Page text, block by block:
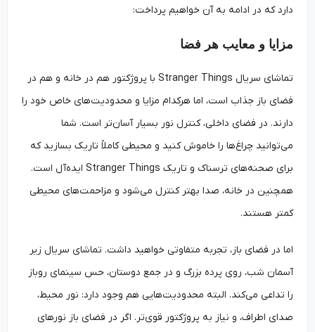
دارد که در ادامه به آن خواهیم پرداخت:
مزایا و معایب هر فضا
تماشای سریال Stranger Things با پروژکتور هم در خانه و هم در
فضای باز جذاب است، اما هرکدام مزایا و محدودیت‌های خاص خود را
دارند. در فضای داخلی، کنترل نور بسیار آسان‌تر است. شما
می‌توانید چراغ‌ها را خاموش کنید و محیطی کاملاً تاریک بسازید که
برای صحنه‌های ترسناک و تاریک Stranger Things ایده‌آل است.
همچنین در خانه، صدا بهتر کنترل می‌شود و مزاحمت‌های محیطی
کمتر هستند.
اما در فضای باز، تجربه متفاوتی خواهید داشت. تماشای سریال زیر
آسمان شب، روی پرده بزرگ و در جمع دوستان، حس سینمای روباز
را تداعی می‌کند. البته محدودیت‌هایی هم وجود دارد: نور محیط،
صدای اطراف، و نیاز به پروژکتور قوی‌تر. اگر در فضای باز نورهای